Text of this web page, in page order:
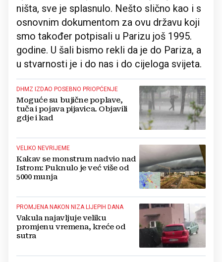
ništa, sve je splasnulo. Nešto slično kao i s
osnovnim dokumentom za ovu državu koji
smo također potpisali u Parizu još 1995.
godine. U šali bismo rekli da je do Pariza, a
u stvarnosti je i do nas i do cijeloga svijeta.
DHMZ IZDAO POSEBNO PRIOPĆENJE
Moguće su bujične poplave,
tuča i pojava pijavica. Objavili
gdje i kad
VELIKO NEVRIJEME
Kakav se monstrum nadvio nad
Istrom: Puknulo je već više od
5000 munja
PROMJENA NAKON NIZA LIJEPIH DANA
Vakula najavljuje veliku
promjenu vremena, kreće od
sutra